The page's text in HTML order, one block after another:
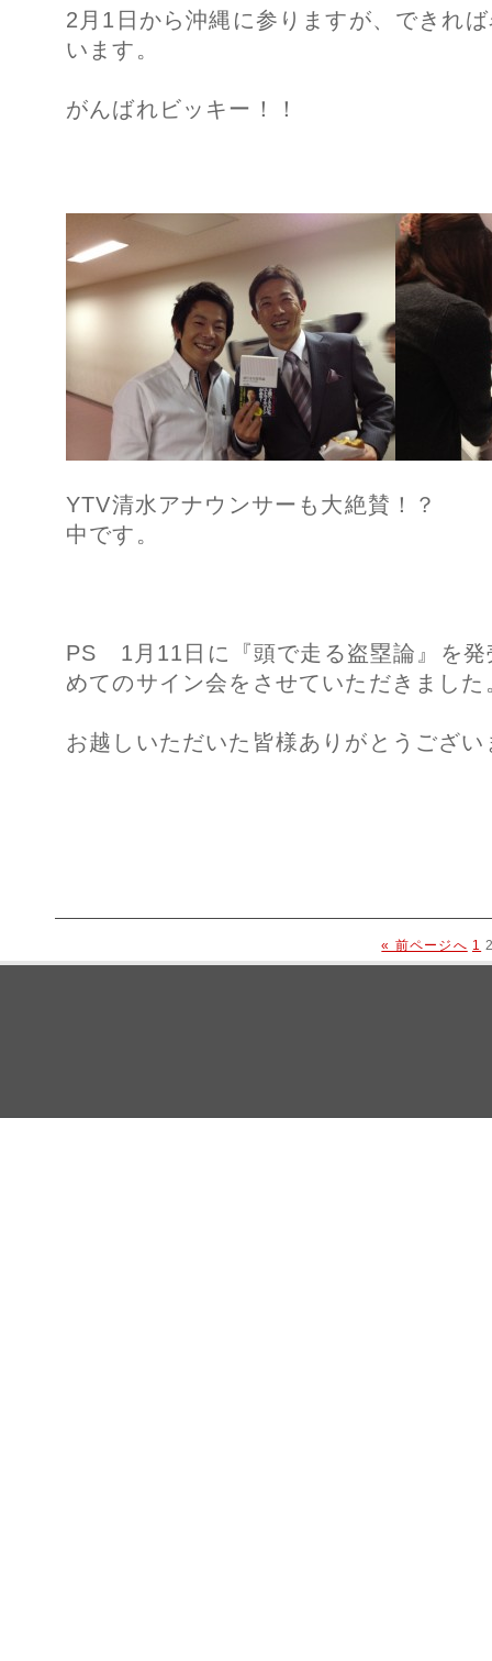
2月1日から沖縄に参りますが、できれ
います。
がんばれビッキー！！
YTV清水アナウンサーも
中です。
PS 1月11日に『頭で走る盗塁論』を発
めてのサイン会をさせていただきました
お越しいただいた皆様ありがとうござい
« 前ページへ 1